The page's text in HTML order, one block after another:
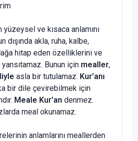
yüzeysel ve kısaca anlamını
dışında akla, ruha, kalbe,
hitap eden özelliklerini ve
Bunun için mealler,
asla bir tutulamaz. Kur'anı
bir dile çevirebilmek için
Meale Kur'an denmez.
meal okunamaz.
anlamlarını meallerden